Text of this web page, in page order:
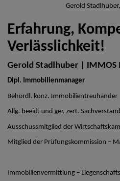
Gerold
Erfahrung,
Verlässlichkeit!
Gerold Stadlhuber | IMMOS
Dipl. Immobilienmanager
Behördl. konz. Immobilientreuhänder
Allg. beeid. und ger. zert.
Ausschussmitglied der
Mitglied der Prüfungskommission –
Immobilienvermittlung –